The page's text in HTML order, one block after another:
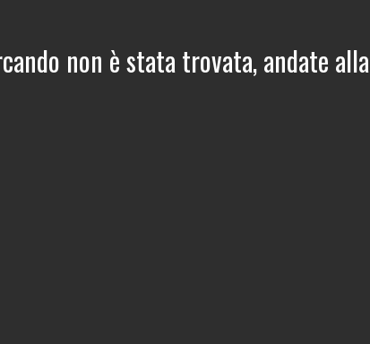
non è stata trovata, andate alla